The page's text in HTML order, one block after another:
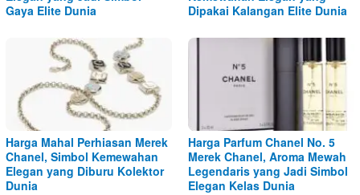
Gaya Elite Dunia
Dipakai Kalangan Elite Dunia
Harga Mahal Perhiasan Merek
Chanel, Simbol Kemewahan
Elegan yang Diburu Kolektor
Dunia
Harga Parfum Chanel No. 5
Merek Chanel, Aroma Mewah
Legendaris yang Jadi Simbol
Elegan Kelas Dunia